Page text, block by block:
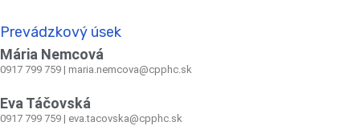
Prevádzkový úsek
Mária Nemcová
0917 799 759 | maria.nemcova@cpphc.sk
Eva Táčovská
0917 799 759 | eva.tacovska@cpphc.sk